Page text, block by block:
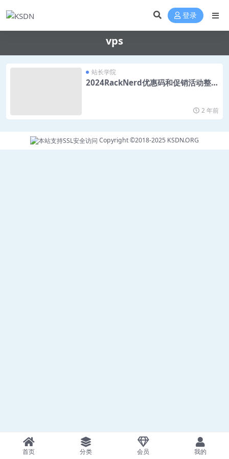
登录
vps
站长学院
2024RackNerd优惠码和促销活动整
2 年前
Copyright ©2018-2025 KSDN.ORG
首页 分类 会员 我的